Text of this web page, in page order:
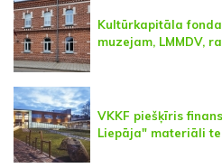
Kultūrkapitāla
muzejam, LMMDV,
VKKF piešķīris
Liepāja" materiāli